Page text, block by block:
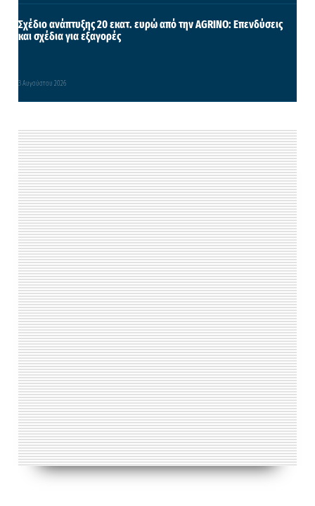
Σχέδιο ανάπτυξης 20 εκατ. ευρώ από την AGRINO: Επενδύσεις
και σχέδια για εξαγορές
3 Αυγούστου 2026